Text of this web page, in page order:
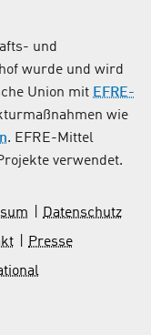
und
wurde und wird
Union mit EFRE-
wie
. EFRE-Mittel
verwendet.
Datenschutz
Presse